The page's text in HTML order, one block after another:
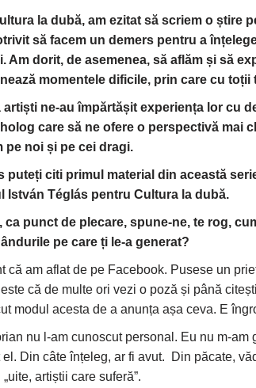
la dubă, am ezitat să scriem o știre
să facem un demers pentru a
Am dorit, de asemenea, să aflăm și să
momentele dificile, prin care cu toții
artiști ne-au împărtășit experiența lor cu
care să ne ofere o perspectivă mai
pe noi și pe cei dragi.
puteți citi primul material din această
István Téglás pentru Cultura la dubă.
ca punct de plecare, spune-ne, te rog,
pe care ți le-a generat?
că am aflat de pe Facebook. Pusese un
că de multe ori vezi o poză și până
modul acesta de a anunța așa ceva. E
nu l-am cunoscut personal. Eu nu m-
el. Din câte înțeleg, ar fi avut. Din păcate,
artiștii care suferă”.